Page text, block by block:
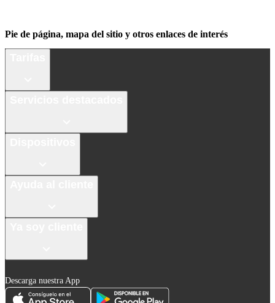
Pie de página, mapa del sitio y otros enlaces de interés
Descarga nuestra App